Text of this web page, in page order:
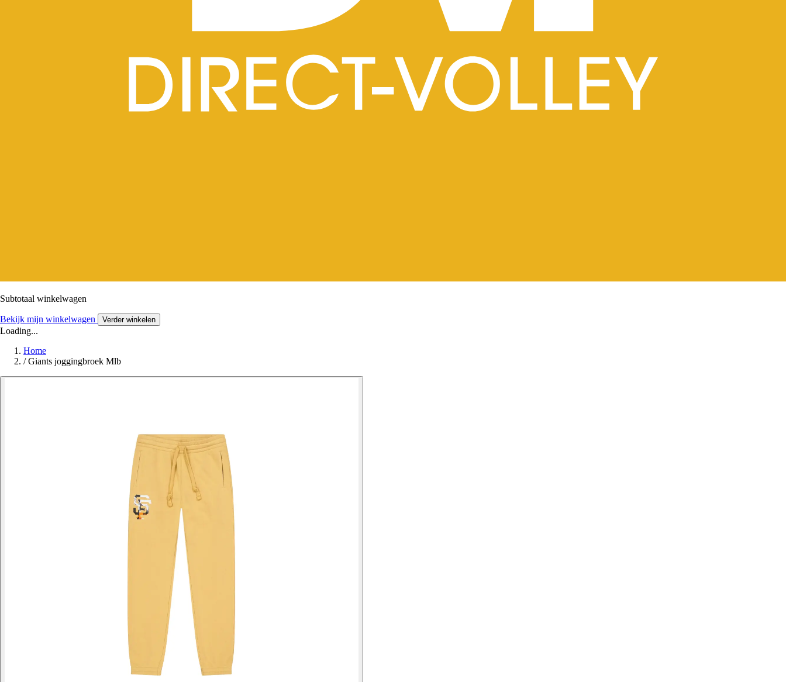
Subtotaal winkelwagen
Bekijk mijn winkelwagen Verder winkelen
Loading...
Home
/ Giants joggingbroek Mlb